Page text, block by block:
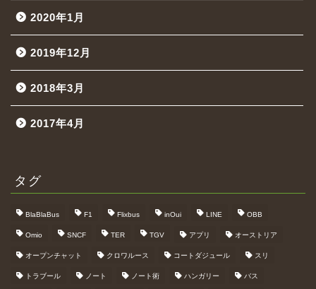
2020年1月
2019年12月
2018年3月
2017年4月
タグ
BlaBlaBus F1 Flixbus inOui LINE OBB
Omio SNCF TER TGV アプリ オーストリア
オープンチャット クロワルース コートダジュール スリ
トラブール ノート ノート術 ハンガリー バス